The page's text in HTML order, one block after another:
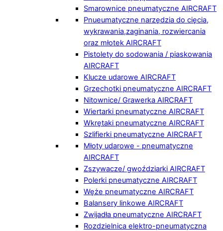
Smarownice pneumatyczne AIRCRAFT
Pnueumatyczne narzędzia do cięcia,
wykrawania,zaginania, rozwiercania
oraz młotek AIRCRAFT
Pistolety do sodowania / piaskowania
AIRCRAFT
Klucze udarowe AIRCRAFT
Grzechotki pneumatyczne AIRCRAFT
Nitownice/ Grawerka AIRCRAFT
Wiertarki pneumatyczne AIRCRAFT
Wkrętaki pneumatyczne AIRCRAFT
Szlifierki pneumatyczne AIRCRAFT
Młoty udarowe - pneumatyczne
AIRCRAFT
Zszywacze/ gwoździarki AIRCRAFT
Polerki pneumatyczne AIRCRAFT
Węże pneumatyczne AIRCRAFT
Balansery linkowe AIRCRAFT
Zwijadła pneumatyczne AIRCRAFT
Rozdzielnica elektro-pneumatyczna